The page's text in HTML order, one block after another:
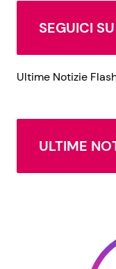
SEGUICI
Ultime Notizie
ULTIME